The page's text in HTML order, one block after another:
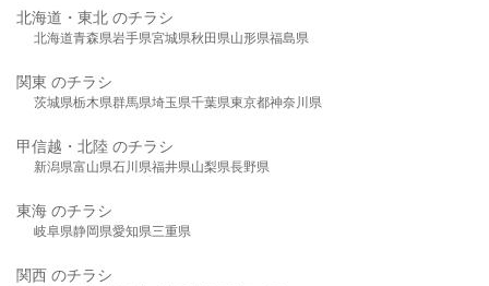
北海道・東北 のチラシ
北海道青森県岩手県宮城県秋田県山形県福島県
関東 のチラシ
茨城県栃木県群馬県埼玉県千葉県東京都神奈川県
甲信越・北陸 のチラシ
新潟県富山県石川県福井県山梨県長野県
東海 のチラシ
岐阜県静岡県愛知県三重県
関西 のチラシ